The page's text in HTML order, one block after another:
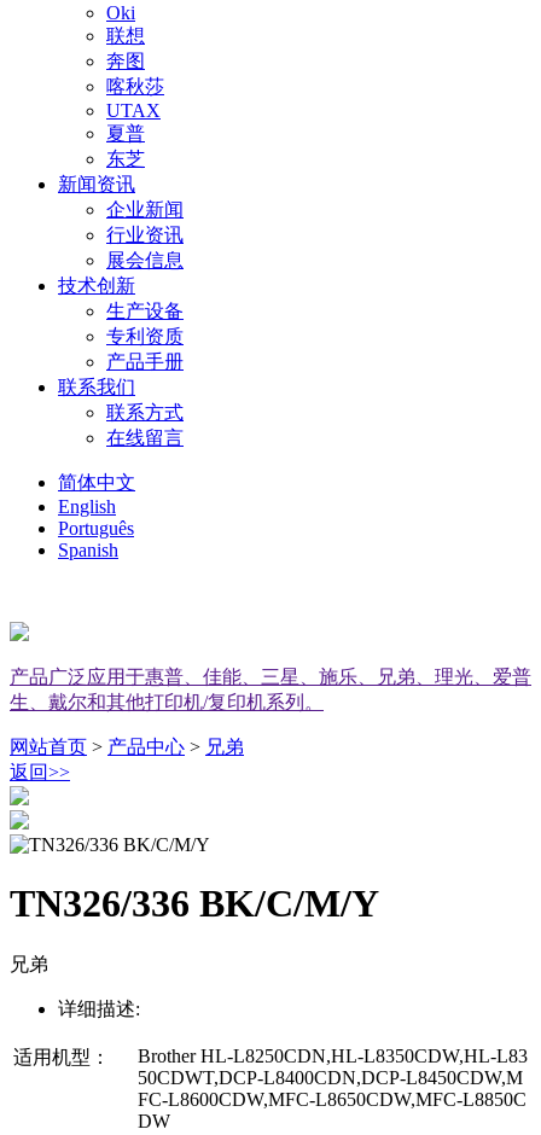
Oki
联想
奔图
喀秋莎
UTAX
夏普
东芝
新闻资讯
企业新闻
行业资讯
展会信息
技术创新
生产设备
专利资质
产品手册
联系我们
联系方式
在线留言
简体中文
English
Português
Spanish
产品广泛应用于惠普、佳能、三星、施乐、兄弟、理光、爱普
生、戴尔和其他打印机/复印机系列。
网站首页 > 产品中心 > 兄弟
返回>>
TN326/336 BK/C/M/Y
兄弟
详细描述:
适用机型：
Brother HL-L8250CDN,HL-L8350CDW,HL-L83
50CDWT,DCP-L8400CDN,DCP-L8450CDW,M
FC-L8600CDW,MFC-L8650CDW,MFC-L8850C
DW